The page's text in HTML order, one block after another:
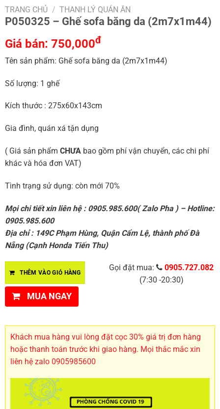
TRANG CHỦ / THANH LÝ QUÁN ĂN
P050325 – Ghế sofa băng da (2m7x1m44)
Giá bán: 750,000đ
Tên sản phẩm: Ghế sofa băng da (2m7x1m44)
Số lượng: 1 ghế
Kích thước : 275x60x143cm
Gia đình, quán xá tận dụng
( Giá sản phẩm CHƯAbao gồm phí vận chuyển, các chi phí
khác và hóa đơn VAT)
Tình trạng sử dụng: còn mới 70%
Mọi chi tiết xin liên hệ : 0905.985.600( Zalo Pha ) – Hotline:
0905.985.600
Địa chỉ : 149C Phạm Hùng, Quận Cẩm Lệ, thành phố Đà
Nẵng (Cạnh Honda Tiến Thu)
THÊM VÀO GIỎ HÀNG
MUA NGAY
Gọi đặt mua:
0905.727.082
(7:30 -20:30)
Khách mua hàng vui lòng đặt cọc 30% giá trị đơn hàng
hoặc thanh toán trước khi giao hàng. Mọi thắc mắc xin
liên hệ zalo 0905985600